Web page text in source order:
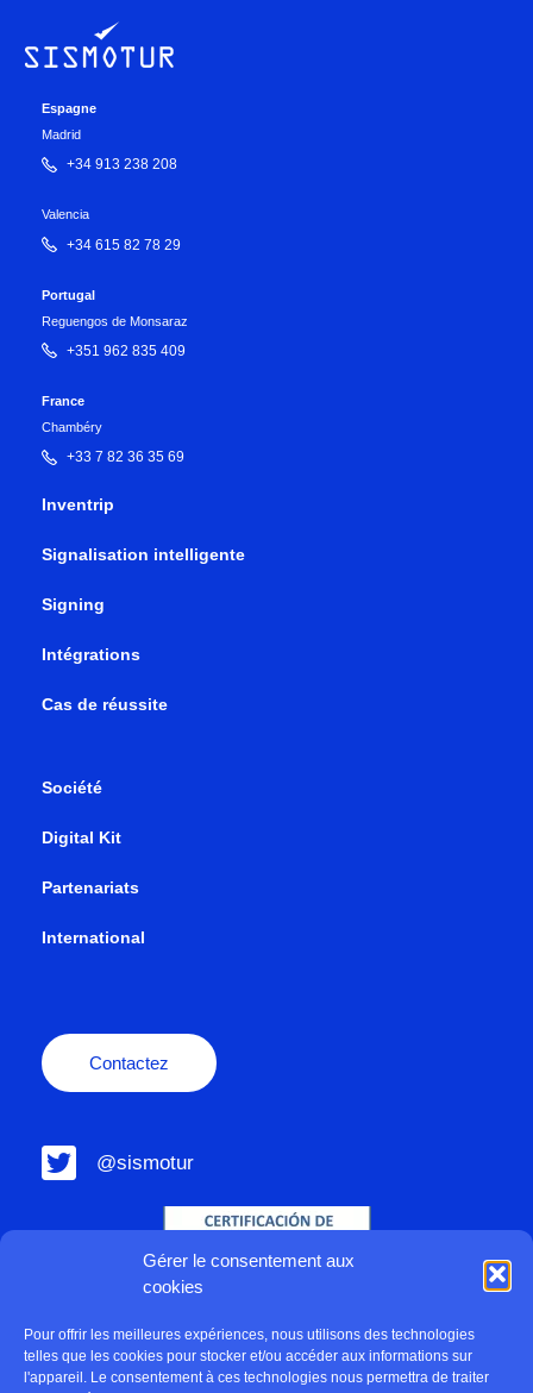
Gérer le consentement aux
cookies
Pour offrir les meilleures expériences, nous utilisons des technologies
telles que les cookies pour stocker et/ou accéder aux informations sur
l'appareil. Le consentement à ces technologies nous permettra de traiter
Espagne
Madrid
+34 913 238 208
Valencia
+34 615 82 78 29
Portugal
Reguengos de Monsaraz
+351 962 835 409
France
Chambéry
+33 7 82 36 35 69
Inventrip
Signalisation intelligente
Signing
Intégrations
Cas de réussite
Société
Digital Kit
Partenariats
International
Contactez
@sismotur